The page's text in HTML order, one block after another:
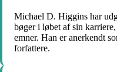
Michael D. Higgins har
bøger i løbet af sin
emner. Han er anerkendt
forfattere.